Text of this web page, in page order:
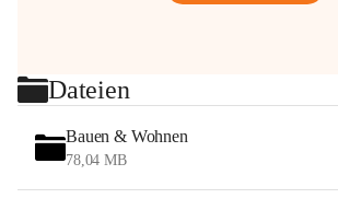
Dateien
Bauen & Wohnen
78,04 MB